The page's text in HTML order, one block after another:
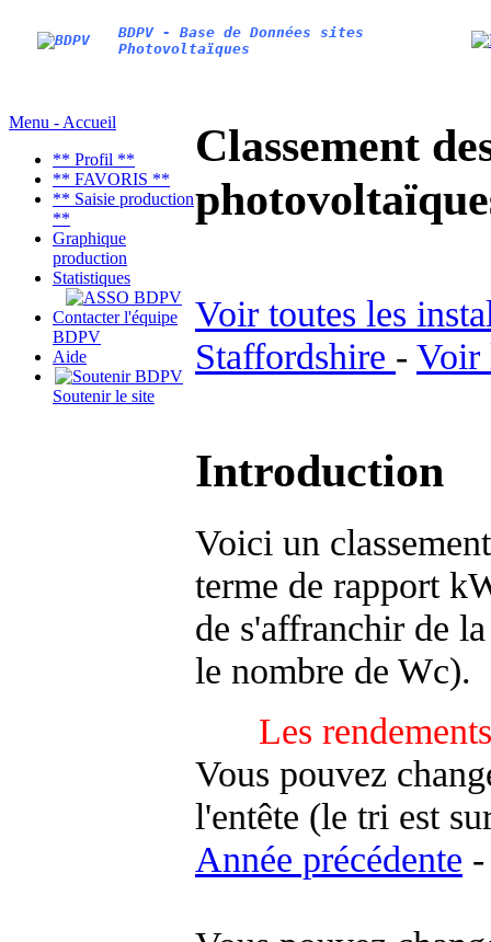
BDPV - Base de Données sites
Photovoltaïques
Menu - Accueil
** Profil **
** FAVORIS **
** Saisie production
**
Graphique
production
Statistiques
Contacter l'équipe
BDPV
Aide
Soutenir le site
Classement
Voir toutes les
Staffordshire - Voir
Introduction
Voici un
terme de rapport
de s'affranchir de
le nombre de Wc).
Les
Vous pouvez
l'entête (le tri est
Année précédente